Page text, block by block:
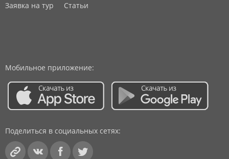
Заявка на тур
Статьи
Мобильное приложение:
Поделиться в социальных сетях: